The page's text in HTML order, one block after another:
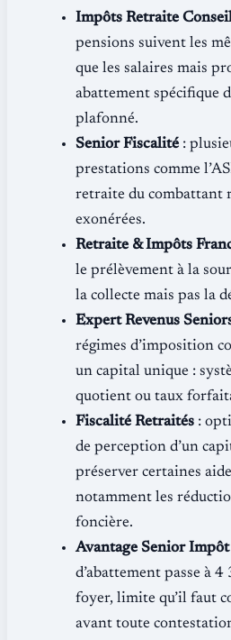
Impôts Retraite
pensions suivent les
que les salaires mais
abattement spécifique
plafonné.
Senior Fiscalité :
prestations comme
retraite du combattant
exonérées.
Retraite & Impôts
le prélèvement à la
la collecte mais pas la
Expert Revenus
régimes d’imposition
un capital unique :
quotient ou taux
Fiscalité Retraités :
de perception d’un
préserver certaines
notamment les
foncière.
Avantage Senior Impôt
d’abattement passe à
foyer, limite qu’il faut
avant toute